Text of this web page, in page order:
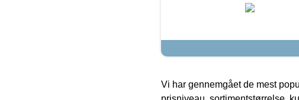
Vi har gennemgået de mest